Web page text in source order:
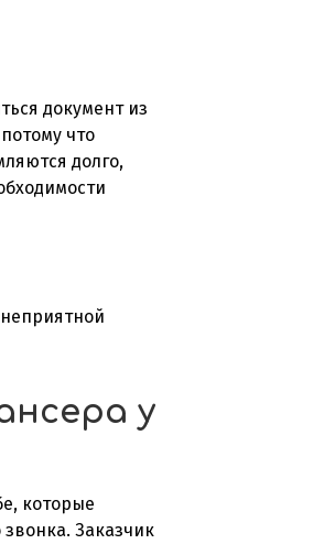
документ из
что
долго,
у
которые
Заказчик